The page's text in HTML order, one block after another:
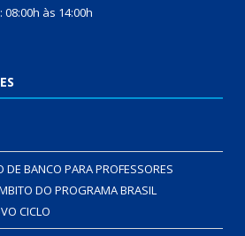
às 14:00h
DE BANCO PARA PROFESSORES
DO PROGRAMA BRASIL
CICLO